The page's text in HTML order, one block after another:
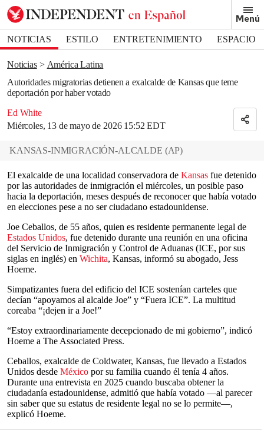
Menú
NOTICIAS ESTILO ENTRETENIMIENTO
ESPACIO
DEPORTES
Noticias
América Latina
Autoridades migratorias detienen a exalcalde de Kansas que teme
deportación por haber votado
Ed White
Miércoles, 13 de mayo de 2026 15:52 EDT
Bookmark popover
Removed from bookmarks
Close popover
KANSAS-INMIGRACIÓN-ALCALDE (AP)
El exalcalde de una localidad conservadora de Kansas fue detenido
por las autoridades de inmigración el miércoles, un posible paso
hacia la deportación, meses después de reconocer que había votado
en elecciones pese a no ser ciudadano estadounidense.
Joe Ceballos, de 55 años, quien es residente permanente legal de
Estados Unidos, fue detenido durante una reunión en una oficina
del Servicio de Inmigración y Control de Aduanas (ICE, por sus
siglas en inglés) en Wichita, Kansas, informó su abogado, Jess
Hoeme.
Simpatizantes fuera del edificio del ICE sostenían carteles que
decían “apoyamos al alcalde Joe” y “Fuera ICE”. La multitud
coreaba “¡dejen ir a Joe!”
“Estoy extraordinariamente decepcionado de mi gobierno”, indicó
Hoeme a The Associated Press.
Ceballos, exalcalde de Coldwater, Kansas, fue llevado a Estados
Unidos desde México por su familia cuando él tenía 4 años.
Durante una entrevista en 2025 cuando buscaba obtener la
ciudadanía estadounidense, admitió que había votado —al parecer
sin saber que su estatus de residente legal no se lo permite—,
explicó Hoeme.